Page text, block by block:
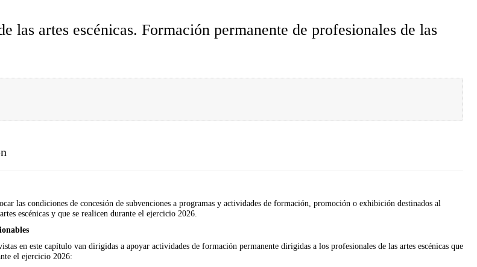
las artes escénicas. Formación permanente de profesionales de las
las condiciones de concesión de subvenciones a programas y actividades de formación, promoción o exhibición destinados al
escénicas y que se realicen durante el ejercicio 2026.
en este capítulo van dirigidas a apoyar actividades de formación permanente dirigidas a los profesionales de las artes escénicas que
el ejercicio 2026: